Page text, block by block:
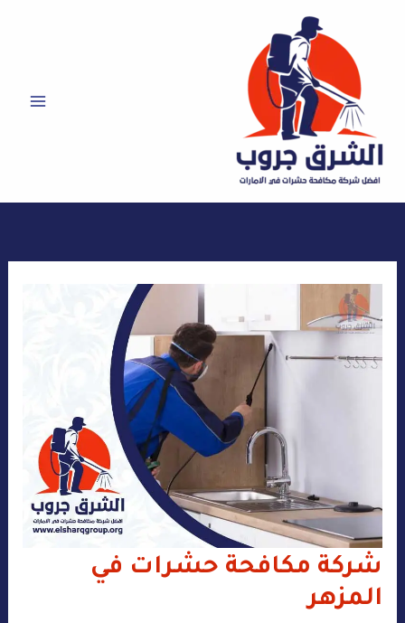
المحتوى
شركة مكافحة حشرات في
المزهر